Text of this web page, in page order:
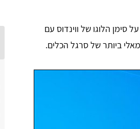
סימן הלוגו של ווינדוס עם
ביותר של סרגל הכלים.